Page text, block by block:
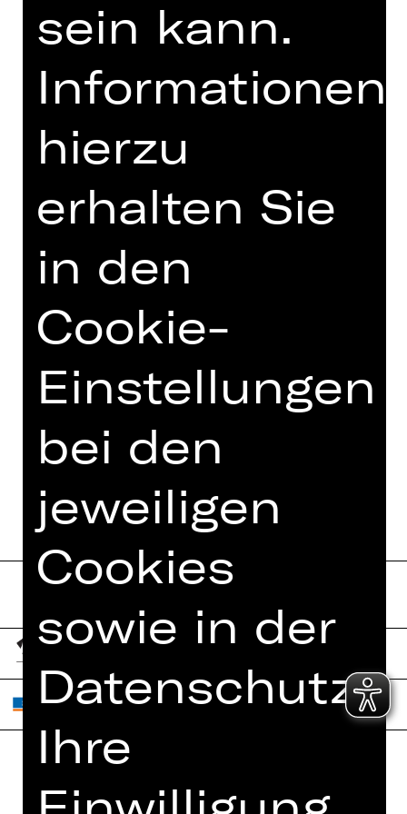
Opernfreunde
Home
Jobs
sein kann.
Informationen
hierzu
erhalten Sie
in den
Cookie-
Einstellungen
bei den
jeweiligen
Cookies
sowie in der
Ihre